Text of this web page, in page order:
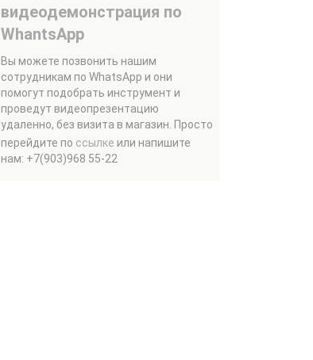
видеодемонстрация по
WhantsApp
Вы можете позвонить нашим
сотрудникам по WhatsApp и они
помогут подобрать инструмент и
проведут видеопрезентацию
удаленно, без визита в магазин. Просто
перейдите по ссылке или напишите
нам: +7(903)968 55-22